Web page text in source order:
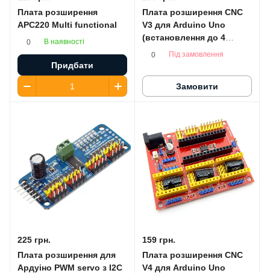
Плата розширення
APC220 Multi functional
0 В наявності
Придбати
Плата розширення CNC
V3 для Arduino Uno
(встановлення до 4
драйверів A4988 або
0 Під замовлення
Замовити
225 грн.
Плата розширення для
Ардуіно PWM servo з I2C
159 грн.
Плата розширення CNC
V4 для Arduino Uno